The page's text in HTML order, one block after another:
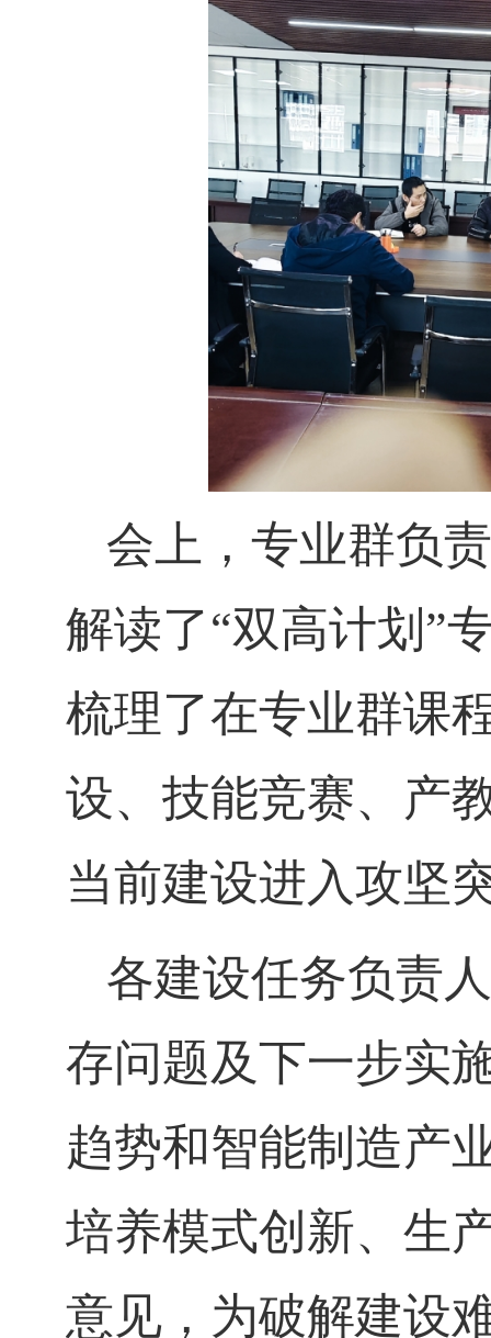
会上，专业群负
解读了“双高计划”
梳理了在专业群课
设、技能竞赛、产
当前建设进入攻坚
各建设任务负责
存问题及下一步实
趋势和智能制造产
培养模式创新、生
意见，为破解建设